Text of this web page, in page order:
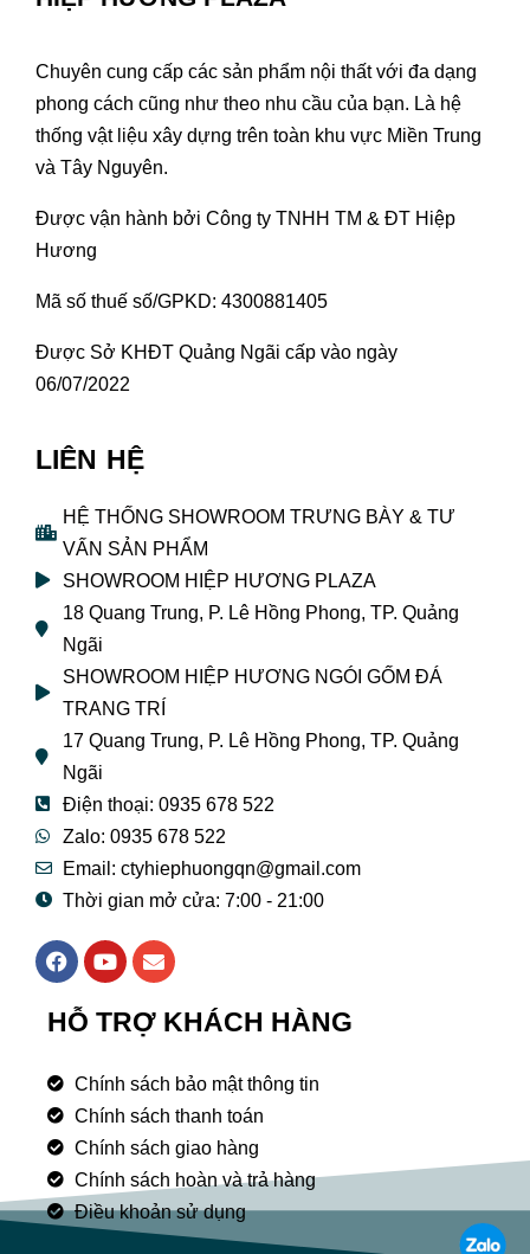
Chuyên cung cấp các sản phẩm nội thất với đa dạng
phong cách cũng như theo nhu cầu của bạn. Là hệ
thống vật liệu xây dựng trên toàn khu vực Miền Trung
và Tây Nguyên.
Được vận hành bởi Công ty TNHH TM & ĐT Hiệp
Hương
Mã số thuế số/GPKD: 4300881405
Được Sở KHĐT Quảng Ngãi cấp vào ngày
06/07/2022
LIÊN HỆ
HỆ THỐNG SHOWROOM TRƯNG BÀY & TƯ
VẤN SẢN PHẨM
SHOWROOM HIỆP HƯƠNG PLAZA
18 Quang Trung, P. Lê Hồng Phong, TP. Quảng
Ngãi
SHOWROOM HIỆP HƯƠNG NGÓI GỐM ĐÁ
TRANG TRÍ
17 Quang Trung, P. Lê Hồng Phong, TP. Quảng
Ngãi
Điện thoại: 0935 678 522
Zalo: 0935 678 522
Email: ctyhiephuongqn@gmail.com
Thời gian mở cửa: 7:00 - 21:00
F
a
e
b
o
k
Y
o
t
u
e
E
n
e
l
p
e
HỖ TRỢ KHÁCH HÀNG
Chính sách bảo mật thông tin
Chính sách thanh toán
Chính sách giao hàng
Chính sách hoàn và trả hàng
Điều khoản sử dụng